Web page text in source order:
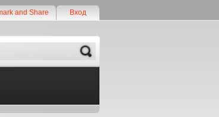
Вход
Search